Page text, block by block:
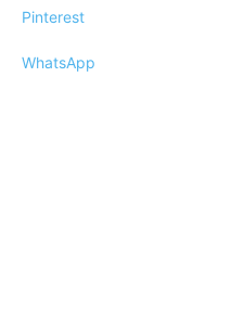
Pinterest
WhatsApp